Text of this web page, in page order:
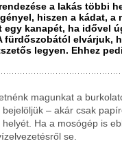
a lakás többi
hiszen a kádat,
egy kanapét, ha idővel
fürdőszobától elvárjuk,
legyen. Ehhez
magunkat a
– akár csak
Ha a mosógép is
se.